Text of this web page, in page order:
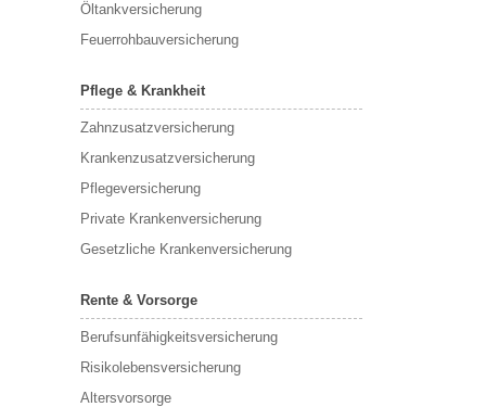
Öltankversicherung
Feuerrohbauversicherung
Pflege & Krankheit
Zahnzusatzversicherung
Krankenzusatzversicherung
Pflegeversicherung
Private Krankenversicherung
Gesetzliche Krankenversicherung
Rente & Vorsorge
Berufs­unfähigkeitsversicherung
Risikolebensversicherung
Altersvorsorge